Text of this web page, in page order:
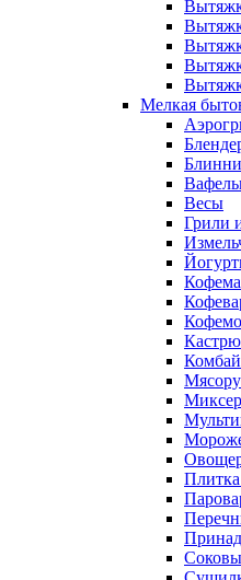
Мелкая
Весы
Грили
Миксер
Плитка